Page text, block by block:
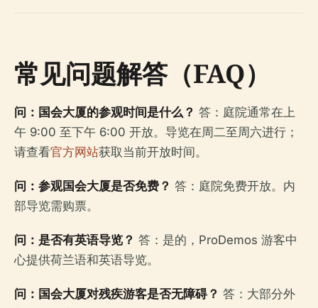
常见问题解答（FAQ）
问：国会大厦的参观时间是什么？ 答：庭院通常在上
午 9:00 至下午 6:00 开放。导览在周二至周六进行；
请查看官方网站获取当前开放时间。
问：参观国会大厦是否免费？ 答：庭院免费开放。内
部导览需购票。
问：是否有英语导览？ 答：是的，ProDemos 游客中
心提供荷兰语和英语导览。
问：国会大厦对残疾游客是否无障碍？ 答：大部分外